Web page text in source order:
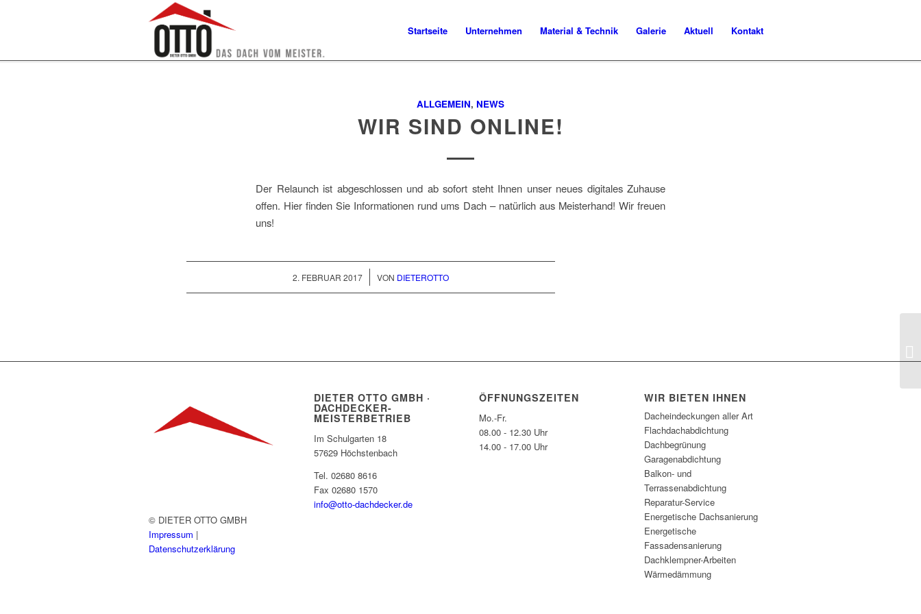
Startseite Unternehmen Material & Technik Galerie Aktuell Kontakt
ALLGEMEIN, NEWS
WIR SIND ONLINE!
Der Relaunch ist abgeschlossen und ab sofort steht Ihnen unser neues digitales Zuhause
offen. Hier finden Sie Informationen rund ums Dach – natürlich aus Meisterhand! Wir freuen
uns!
2. FEBRUAR 2017
/ VON DIETEROTTO
© DIETER OTTO GMBH
Impressum |
Datenschutzerklärung
DIETER OTTO GMBH ·
DACHDECKER-
MEISTERBETRIEB
Im Schulgarten 18
57629 Höchstenbach
Tel. 02680 8616
Fax 02680 1570
info@otto-dachdecker.de
ÖFFNUNGSZEITEN
Mo.-Fr.
08.00 - 12.30 Uhr
14.00 - 17.00 Uhr
WIR BIETEN IHNEN
Dacheindeckungen aller Art
Flachdachabdichtung
Dachbegrünung
Garagenabdichtung
Balkon- und
Terrassenabdichtung
Reparatur-Service
Energetische Dachsanierung
Energetische
Fassadensanierung
Dachklempner-Arbeiten
Wärmedämmung